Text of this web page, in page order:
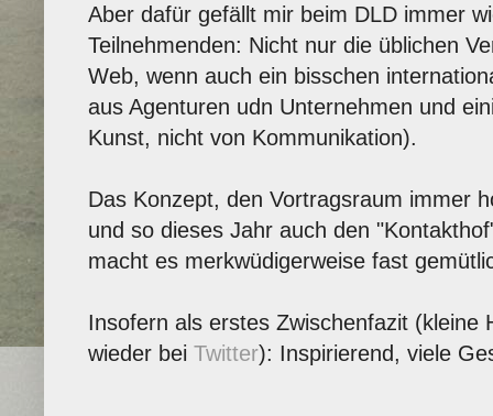
Aber dafür gefällt mir beim DLD immer
Teilnehmenden: Nicht nur die üblichen
Web, wenn auch ein bisschen
aus Agenturen udn Unternehmen und
Kunst, nicht von Kommunikation).
Das Konzept, den Vortragsraum immer
und so dieses Jahr auch den
macht es merkwüdigerweise fast
Insofern als erstes Zwischenfazit (kleine
wieder bei Twitter): Inspirierend, viele